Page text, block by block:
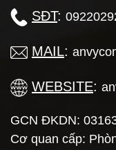
SĐT:
MAIL:
WEBSITE:
GCN ĐKDN:
Cơ quan cấp: